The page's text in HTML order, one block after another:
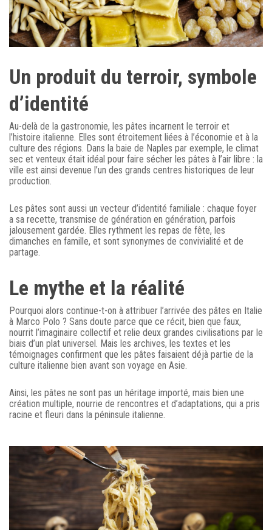
Un produit du terroir, symbole
d’identité
Au-delà de la gastronomie, les pâtes incarnent le terroir et
l’histoire italienne. Elles sont étroitement liées à l’économie et à la
culture des régions. Dans la baie de Naples par exemple, le climat
sec et venteux était idéal pour faire sécher les pâtes à l’air libre : la
ville est ainsi devenue l’un des grands centres historiques de leur
production.
Les pâtes sont aussi un vecteur d’identité familiale : chaque foyer
a sa recette, transmise de génération en génération, parfois
jalousement gardée. Elles rythment les repas de fête, les
dimanches en famille, et sont synonymes de convivialité et de
partage.
Le mythe et la réalité
Pourquoi alors continue-t-on à attribuer l’arrivée des pâtes en Italie
à Marco Polo ? Sans doute parce que ce récit, bien que faux,
nourrit l’imaginaire collectif et relie deux grandes civilisations par le
biais d’un plat universel. Mais les archives, les textes et les
témoignages confirment que les pâtes faisaient déjà partie de la
culture italienne bien avant son voyage en Asie.
Ainsi, les pâtes ne sont pas un héritage importé, mais bien une
création multiple, nourrie de rencontres et d’adaptations, qui a pris
racine et fleuri dans la péninsule italienne.